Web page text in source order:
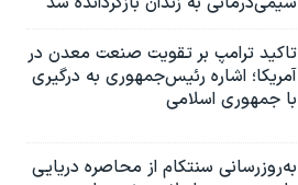
تاکید ترامپ بر تقویت صنعت معدن در
آمریکا؛ اشاره رئیس‌جمهوری به درگیری
با جمهوری اسلامی
به‌روزرسانی سنتکام از محاصره دریایی